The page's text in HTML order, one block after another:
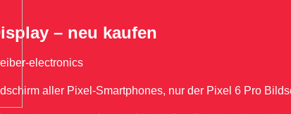
– neu kaufen
electronics
aller Pixel-Smartphones, nur der Pixel 6 Pro